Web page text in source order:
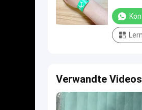
Verwandte Videos